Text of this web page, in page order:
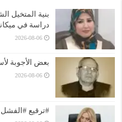
بنية المتخيل
دراسة في
2026-08-06
بعض الأجوبة
2026-08-06
#ترقيع